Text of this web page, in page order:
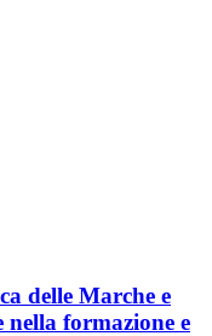
delle Marche e
nella formazione e